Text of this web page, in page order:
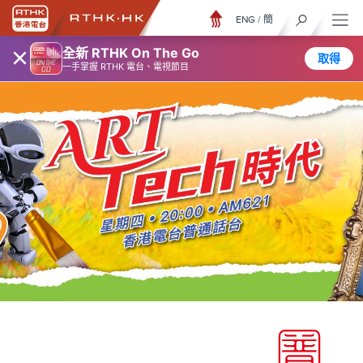
× 全新 RTHK On The Go
一手掌握 RTHK 電台、電視節目
取得
ENG / 簡